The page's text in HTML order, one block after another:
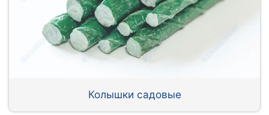
Колышки садовые